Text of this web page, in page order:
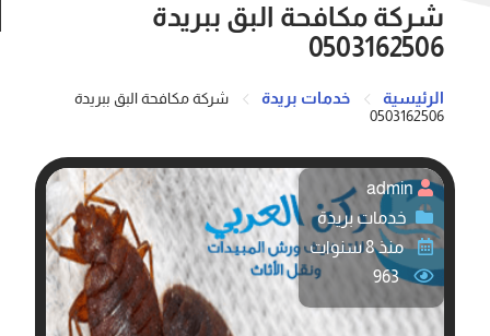
شركة مكافحة البق ببريدة
0503162506
الرئيسية خدمات بريدة
شركة مكافحة البق ببريدة
0503162506
admin
خدمات بريدة
منذ 8 سنوات
963